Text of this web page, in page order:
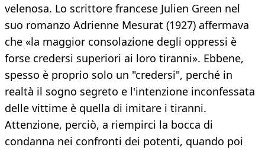
velenosa. Lo scrittore francese Julien Green nel
suo romanzo Adrienne Mesurat (1927) affermava
che «la maggior consolazione degli oppressi è
forse credersi superiori ai loro tiranni». Ebbene,
spesso è proprio solo un "credersi", perché in
realtà il sogno segreto e l'intenzione inconfessata
delle vittime è quella di imitare i tiranni.
Attenzione, perciò, a riempirci la bocca di
condanna nei confronti dei potenti, quando poi